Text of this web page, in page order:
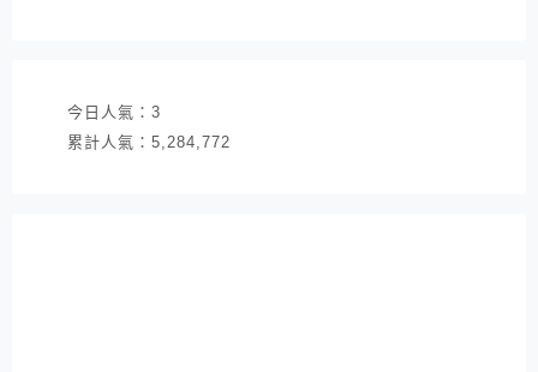
今日人氣： 3
累計人氣： 5,284,772